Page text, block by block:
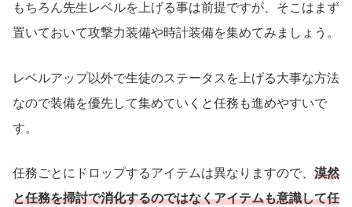
もちろん先生レベルを上げる事は前提ですが、そこはまず
置いておいて攻撃力装備や時計装備を集めてみましょう。
レベルアップ以外で生徒のステータスを上げる大事な方法
なので装備を優先して集めていくと任務も進めやすいで
す。
任務ごとにドロップするアイテムは異なりますので、 漠然
と任務を掃討で消化するのではなくアイテムも意識して任